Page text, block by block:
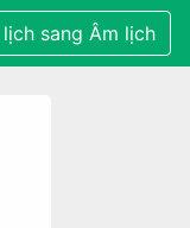
sang Âm lịch